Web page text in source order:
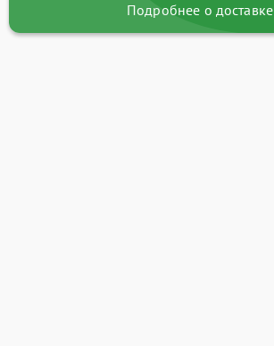
Подробнее о доставке